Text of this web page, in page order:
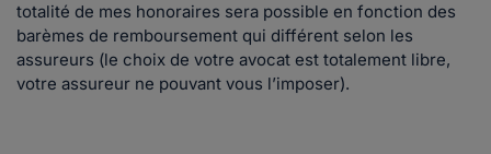
totalité de mes honoraires sera possible en fonction des
barèmes de remboursement qui différent selon les
assureurs (le choix de votre avocat est totalement libre,
votre assureur ne pouvant vous l’imposer).